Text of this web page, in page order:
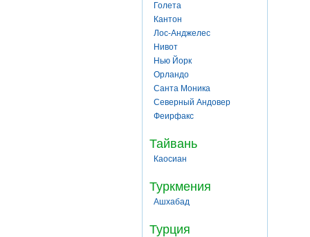
Голета
Кантон
Лос-Анджелес
Нивот
Нью Йорк
Орландо
Санта Моника
Северный Андовер
Феирфакс
Тайвань
Каосиан
Туркмения
Ашхабад
Турция